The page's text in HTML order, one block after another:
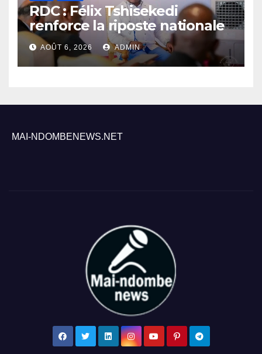
RDC : Félix Tshisekedi
renforce la riposte nationale
contre l’épidémie d’Ebola
AOÛT 6, 2026 ADMIN
MAI-NDOMBENEWS.NET